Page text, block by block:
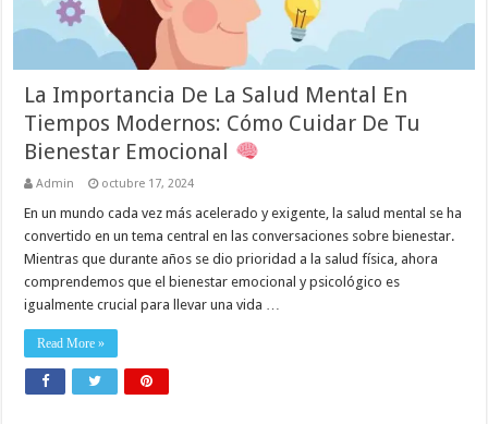
La Importancia De La Salud Mental En
Tiempos Modernos: Cómo Cuidar De Tu
Bienestar Emocional
Admin octubre 17, 2024
En un mundo cada vez más acelerado y exigente, la salud mental se ha
convertido en un tema central en las conversaciones sobre bienestar.
Mientras que durante años se dio prioridad a la salud física, ahora
comprendemos que el bienestar emocional y psicológico es
igualmente crucial para llevar una vida …
Read More »